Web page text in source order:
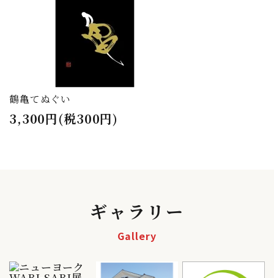
鶴亀てぬぐい
3,300円(税300円)
ギャラリー
Gallery